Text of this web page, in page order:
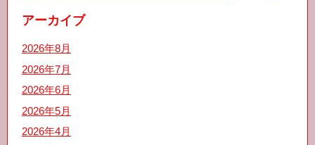
アーカイブ
2026年8月
2026年7月
2026年6月
2026年5月
2026年4月